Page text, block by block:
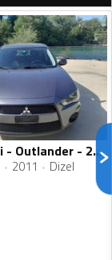
Mitsubishi - Outlander - 2.2tdi
2011 Dizel